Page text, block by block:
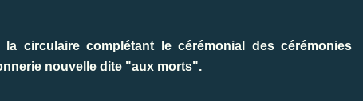
circulaire complétant le cérémonial des cérémonies
nouvelle dite "aux morts".